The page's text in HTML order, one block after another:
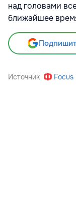
над головами
ближайшее
Источник Focus